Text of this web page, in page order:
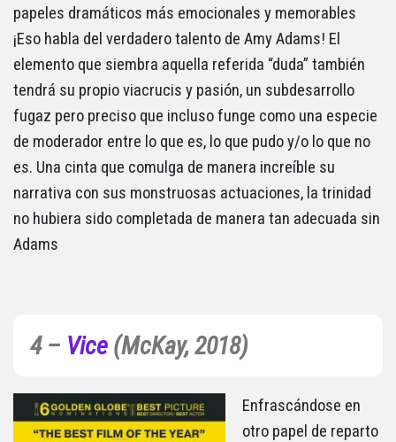
papeles dramáticos más emocionales y memorables
¡Eso habla del verdadero talento de Amy Adams! El
elemento que siembra aquella referida “duda” también
tendrá su propio viacrucis y pasión, un subdesarrollo
fugaz pero preciso que incluso funge como una especie
de moderador entre lo que es, lo que pudo y/o lo que no
es. Una cinta que comulga de manera increíble su
narrativa con sus monstruosas actuaciones, la trinidad
no hubiera sido completada de manera tan adecuada sin
Adams
4 – Vice(McKay, 2018)
Enfrascándose en
otro papel de reparto